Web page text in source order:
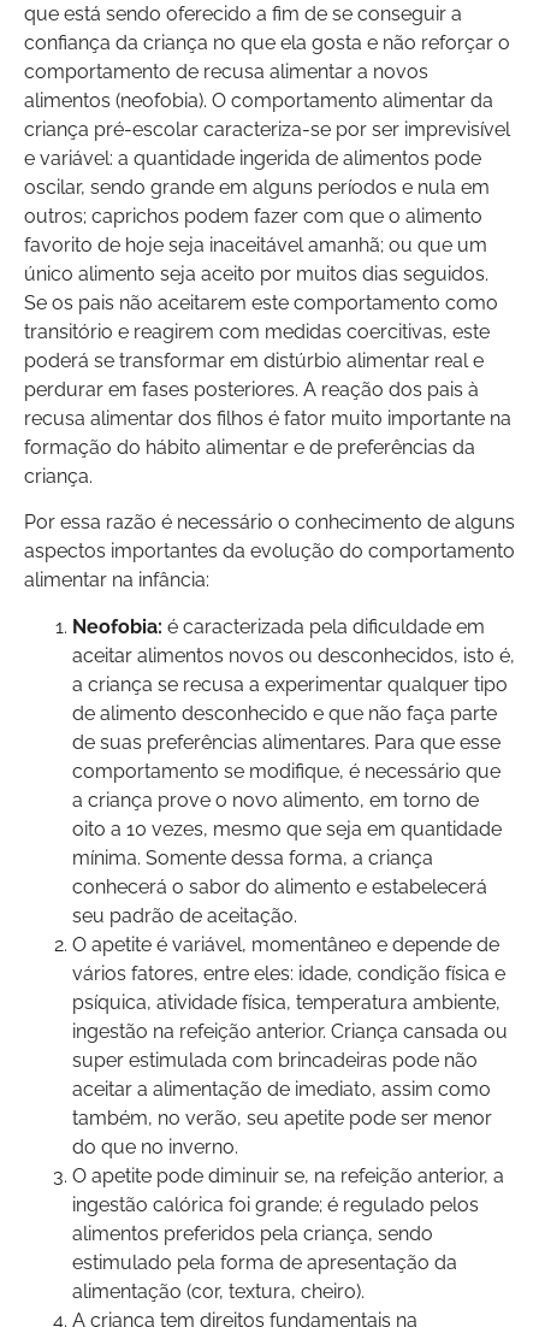
que está sendo oferecido a fim de se conseguir a
confiança da criança no que ela gosta e não reforçar o
comportamento de recusa alimentar a novos
alimentos (neofobia). O comportamento alimentar da
criança pré-escolar caracteriza-se por ser imprevisível
e variável: a quantidade ingerida de alimentos pode
oscilar, sendo grande em alguns períodos e nula em
outros; caprichos podem fazer com que o alimento
favorito de hoje seja inaceitável amanhã; ou que um
único alimento seja aceito por muitos dias seguidos.
Se os pais não aceitarem este comportamento como
transitório e reagirem com medidas coercitivas, este
poderá se transformar em distúrbio alimentar real e
perdurar em fases posteriores. A reação dos pais à
recusa alimentar dos filhos é fator muito importante na
formação do hábito alimentar e de preferências da
criança.
Por essa razão é necessário o conhecimento de alguns
aspectos importantes da evolução do comportamento
alimentar na infância:
Neofobia: é caracterizada pela dificuldade em
aceitar alimentos novos ou desconhecidos, isto é,
a criança se recusa a experimentar qualquer tipo
de alimento desconhecido e que não faça parte
de suas preferências alimentares. Para que esse
comportamento se modifique, é necessário que
a criança prove o novo alimento, em torno de
oito a 10 vezes, mesmo que seja em quantidade
mínima. Somente dessa forma, a criança
conhecerá o sabor do alimento e estabelecerá
seu padrão de aceitação.
O apetite é variável, momentâneo e depende de
vários fatores, entre eles: idade, condição física e
psíquica, atividade física, temperatura ambiente,
ingestão na refeição anterior. Criança cansada ou
super estimulada com brincadeiras pode não
aceitar a alimentação de imediato, assim como
também, no verão, seu apetite pode ser menor
do que no inverno.
O apetite pode diminuir se, na refeição anterior, a
ingestão calórica foi grande; é regulado pelos
alimentos preferidos pela criança, sendo
estimulado pela forma de apresentação da
alimentação (cor, textura, cheiro).
A criança tem direitos fundamentais na